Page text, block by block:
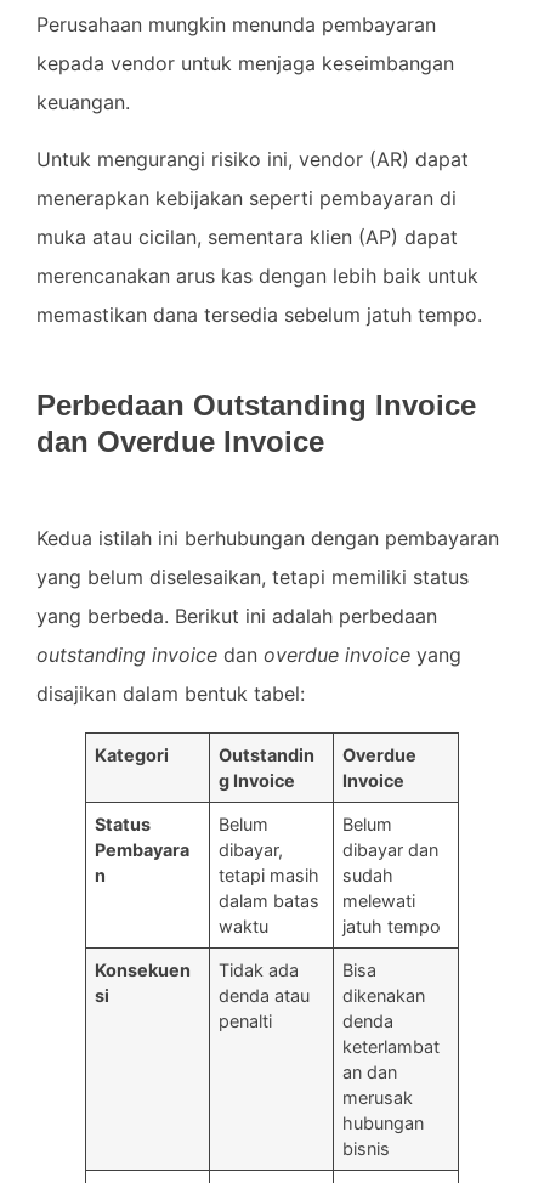
Perusahaan mungkin menunda pembayaran
kepada vendor untuk menjaga keseimbangan
keuangan.
Untuk mengurangi risiko ini, vendor (AR) dapat
menerapkan kebijakan seperti pembayaran di
muka atau cicilan, sementara klien (AP) dapat
merencanakan arus kas dengan lebih baik untuk
memastikan dana tersedia sebelum jatuh tempo.
Perbedaan Outstanding Invoice
dan Overdue Invoice
Kedua istilah ini berhubungan dengan pembayaran
yang belum diselesaikan, tetapi memiliki status
yang berbeda. Berikut ini adalah perbedaan
outstanding invoice dan overdue invoice yang
disajikan dalam bentuk tabel:
Kategori
Outstandin
g Invoice
Overdue
Invoice
Status
Pembayara
n
Belum
dibayar,
tetapi masih
dalam batas
waktu
Belum
dibayar dan
sudah
melewati
jatuh tempo
Konsekuen
si
Tidak ada
denda atau
penalti
Bisa
dikenakan
denda
keterlambat
an dan
merusak
hubungan
bisnis